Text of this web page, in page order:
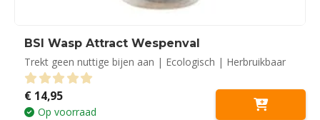
BSI Wasp Attract Wespenval
Trekt geen nuttige bijen aan | Ecologisch | Herbruikbaar
0 out of 5
€ 14,95
Op voorraad